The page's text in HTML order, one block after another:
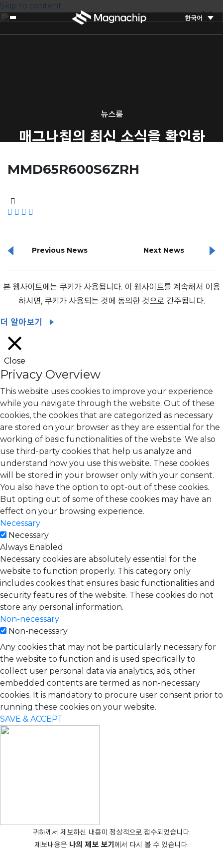
Skip to content
한국어
뉴스룸
매그나칩의 최신 소식을 확인하
MMD65R600S6ZRH
Previous News Next News
본 웹사이트에는 쿠키가 사용됩니다. 이 웹사이트를 계속해서 이용
하시면, 쿠키가 사용되는 것에 동의한 것으로 간주됩니다.
더 알아보기
Close
Privacy Overview
This website uses cookies to improve your experience
while you navigate through the website. Out of these
cookies, the cookies that are categorized as necessary
are stored on your browser as they are essential for the
working of basic functionalities of the website. We also
use third-party cookies that help us analyze and
understand how you use this website. These cookies
will be stored in your browser only with your consent.
You also have the option to opt-out of these cookies.
But opting out of some of these cookies may have an
effect on your browsing experience.
Necessary
Necessary
Always Enabled
Necessary cookies are absolutely essential for the
website to function properly. This category only
includes cookies that ensures basic functionalities and
security features of the website. These cookies do not
store any personal information.
Non-necessary
Non-necessary
Any cookies that may not be particularly necessary for
the website to function and is used specifically to
collect user personal data via analytics, ads, other
embedded contents are termed as non-necessary
cookies. It is mandatory to procure user consent prior to
running these cookies on your website.
SAVE & ACCEPT
귀하께서 제보하신 내용이 정상적으로 접수되었습니다.
제보내용은 나의 제보 보기 에서 다시 볼 수 있습니다.